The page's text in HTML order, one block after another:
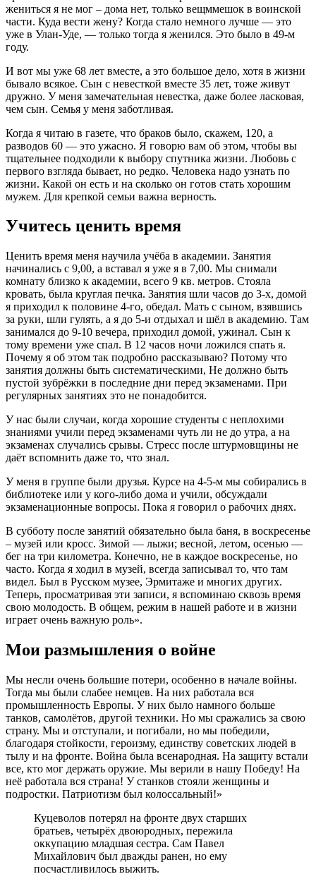
жениться я не мог – дома нет, только вещммешок в воинской
части. Куда вести жену? Когда стало немного лучше — это
уже в Улан-Уде, — только тогда я женился. Это было в 49-м
году.
И вот мы уже 68 лет вместе, а это большое дело, хотя в жизни
бывало всякое. Сын с невесткой вместе 35 лет, тоже живут
дружно. У меня замечательная невестка, даже более ласковая,
чем сын. Семья у меня заботливая.
Когда я читаю в газете, что браков было, скажем, 120, а
разводов 60 — это ужасно. Я говорю вам об этом, чтобы вы
тщательнее подходили к выбору спутника жизни. Любовь с
первого взгляда бывает, но редко. Человека надо узнать по
жизни. Какой он есть и на сколько он готов стать хорошим
мужем. Для крепкой семьи важна верность.
Учитесь ценить время
Ценить время меня научила учёба в академии. Занятия
начинались с 9,00, а вставал я уже я в 7,00. Мы снимали
комнату близко к академии, всего 9 кв. метров. Стояла
кровать, была круглая печка. Занятия шли часов до 3-х, домой
я приходил к половине 4-го, обедал. Мать с сыном, взявшись
за руки, шли гулять, а я до 5-и отдыхал и шёл в академию. Там
занимался до 9-10 вечера, приходил домой, ужинал. Сын к
тому времени уже спал. В 12 часов ночи ложился спать я.
Почему я об этом так подробно рассказываю? Потому что
занятия должны быть систематическими, Не должно быть
пустой зубрёжки в последние дни перед экзаменами. При
регулярных занятиях это не понадобится.
У нас были случаи, когда хорошие студенты с неплохими
знаниями учили перед экзаменами чуть ли не до утра, а на
экзаменах случались срывы. Стресс после штурмовщины не
даёт вспомнить даже то, что знал.
У меня в группе были друзья. Курсе на 4-5-м мы собирались в
библиотеке или у кого-либо дома и учили, обсуждали
экзаменационные вопросы. Пока я говорил о рабочих днях.
В субботу после занятий обязательно была баня, в воскресенье
– музей или кросс. Зимой — лыжи; весной, летом, осенью —
бег на три километра. Конечно, не в каждое воскресенье, но
часто. Когда я ходил в музей, всегда записывал то, что там
видел. Был в Русском музее, Эрмитаже и многих других.
Теперь, просматривая эти записи, я вспоминаю сквозь время
свою молодость. В общем, режим в нашей работе и в жизни
играет очень важную роль».
Мои размышления о войне
Мы несли очень большие потери, особенно в начале войны.
Тогда мы были слабее немцев. На них работала вся
промышленность Европы. У них было намного больше
танков, самолётов, другой техники. Но мы сражались за свою
страну. Мы и отступали, и погибали, но мы победили,
благодаря стойкости, героизму, единству советских людей в
тылу и на фронте. Война была всенародная. На защиту встали
все, кто мог держать оружие. Мы верили в нашу Победу! На
неё работала вся страна! У станков стояли женщины и
подростки. Патриотизм был колоссальный!»
Куцеволов потерял на фронте двух старших
братьев, четырёх двоюродных, пережила
оккупацию младшая сестра. Сам Павел
Михайлович был дважды ранен, но ему
посчастливилось выжить.